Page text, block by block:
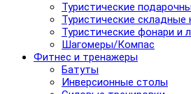
Туристические
Туристические складные
Туристические фонари и
Шагомеры/Компас
Фитнес и тренажеры
Батуты
Инверсионные столы